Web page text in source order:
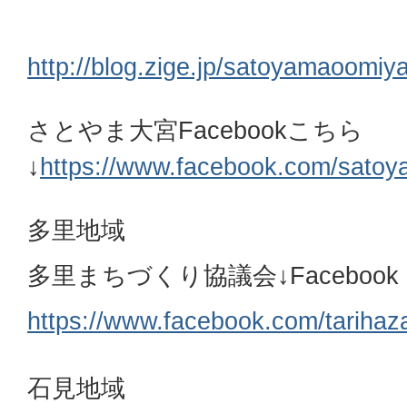
http://blog.zige.jp/
さとやま大宮Facebookこちら
↓https://www.facebook.com/
多里地域
多里まちづくり協議会↓Facebook
https://www.facebook.com/
石見地域